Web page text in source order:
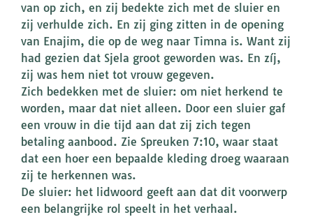
van op zich, en zij bedekte zich met de sluier en
zij verhulde zich. En zij ging zitten in de opening
van Enajim, die op de weg naar Timna is. Want zij
had gezien dat Sjela groot geworden was. En zíj,
zij was hem niet tot vrouw gegeven.
Zich bedekken met de sluier: om niet herkend te
worden, maar dat niet alleen. Door een sluier gaf
een vrouw in die tijd aan dat zij zich tegen
betaling aanbood. Zie Spreuken 7:10, waar staat
dat een hoer een bepaalde kleding droeg waaraan
zij te herkennen was.
De sluier: het lidwoord geeft aan dat dit voorwerp
een belangrijke rol speelt in het verhaal.